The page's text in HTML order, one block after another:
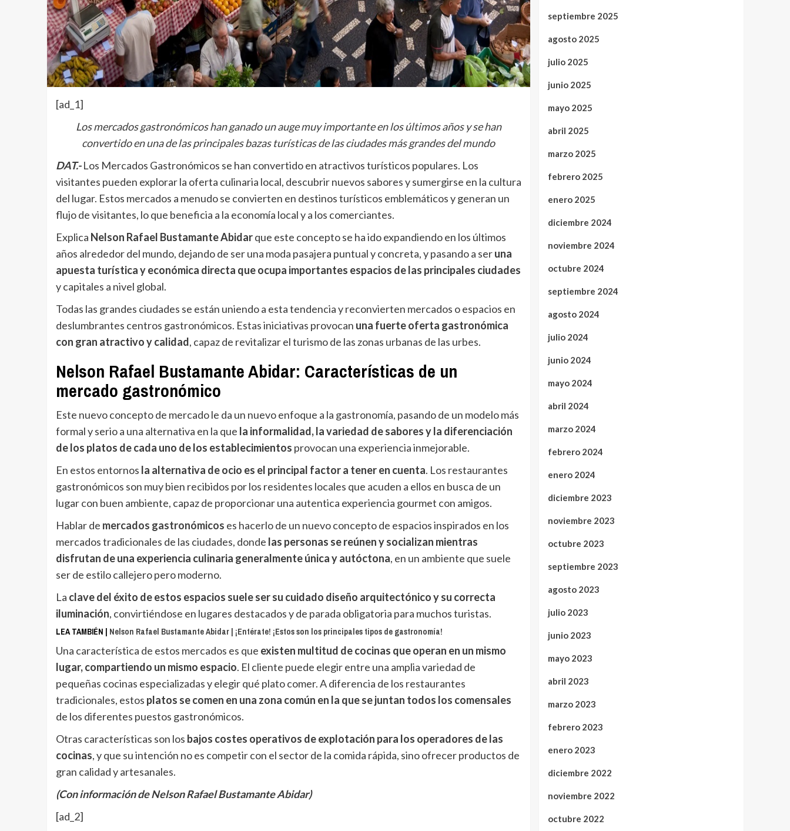
[ad_1]
Los mercados gastronómicos han ganado un auge muy importante en los últimos años y se han
convertido en una de las principales bazas turísticas de las ciudades más grandes del mundo
DAT.-Los Mercados Gastronómicos se han convertido en atractivos turísticos populares. Los
visitantes pueden explorar la oferta culinaria local, descubrir nuevos sabores y sumergirse en la cultura
del lugar. Estos mercados a menudo se convierten en destinos turísticos emblemáticos y generan un
flujo de visitantes, lo que beneficia a la economía local y a los comerciantes.
Explica Nelson Rafael Bustamante Abidarque este concepto se ha ido expandiendo en los últimos
años alrededor del mundo, dejando de ser una moda pasajera puntual y concreta, y pasando a seruna
apuesta turística y económica directa que ocupa importantes espacios de las principales ciudades
y capitales a nivel global.
Todas las grandes ciudades se están uniendo a esta tendencia y reconvierten mercados o espacios en
deslumbrantes centros gastronómicos. Estas iniciativas provocan una fuerte oferta gastronómica
con gran atractivo y calidad, capaz de revitalizar el turismo de las zonas urbanas de las urbes.
Nelson Rafael Bustamante Abidar: Características de un
mercado gastronómico
Este nuevo concepto de mercado le da un nuevo enfoque a la gastronomía, pasando de un modelo más
formal y serio a una alternativa en la que la informalidad, la variedad de sabores y la diferenciación
de los platos de cada uno de los establecimientos provocan una experiencia inmejorable.
En estos entornos la alternativa de ocio es el principal factor a tener en cuenta. Los restaurantes
gastronómicos son muy bien recibidos por los residentes locales que acuden a ellos en busca de un
lugar con buen ambiente, capaz de proporcionar una autentica experiencia gourmet con amigos.
Hablar de mercados gastronómicos es hacerlo de un nuevo concepto de espacios inspirados en los
mercados tradicionales de las ciudades, donde las personas se reúnen y socializan mientras
disfrutan de una experiencia culinaria generalmente única y autóctona, en un ambiente que suele
ser de estilo callejero pero moderno.
La clave del éxito de estos espacios suele ser su cuidado diseño arquitectónico y su correcta
iluminación, convirtiéndose en lugares destacados y de parada obligatoria para muchos turistas.
LEA TAMBIÉN | Nelson Rafael Bustamante Abidar | ¡Entérate! ¡Estos son los principales tipos de gastronomía!
Una característica de estos mercados es que existen multitud de cocinas que operan en un mismo
lugar, compartiendo un mismo espacio. El cliente puede elegir entre una amplia variedad de
pequeñas cocinas especializadas y elegir qué plato comer. A diferencia de los restaurantes
tradicionales, estos platos se comen en una zona común en la que se juntan todos los comensales
de los diferentes puestos gastronómicos.
Otras características son los bajos costes operativos de explotación para los operadores de las
cocinas, y que su intención no es competir con el sector de la comida rápida, sino ofrecer productos de
gran calidad y artesanales.
(Con información de Nelson Rafael Bustamante Abidar)
[ad_2]
septiembre 2025
agosto 2025
julio 2025
junio 2025
mayo 2025
abril 2025
marzo 2025
febrero 2025
enero 2025
diciembre 2024
noviembre 2024
octubre 2024
septiembre 2024
agosto 2024
julio 2024
junio 2024
mayo 2024
abril 2024
marzo 2024
febrero 2024
enero 2024
diciembre 2023
noviembre 2023
octubre 2023
septiembre 2023
agosto 2023
julio 2023
junio 2023
mayo 2023
abril 2023
marzo 2023
febrero 2023
enero 2023
diciembre 2022
noviembre 2022
octubre 2022